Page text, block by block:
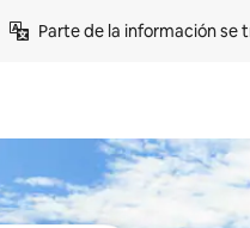
Parte de la información